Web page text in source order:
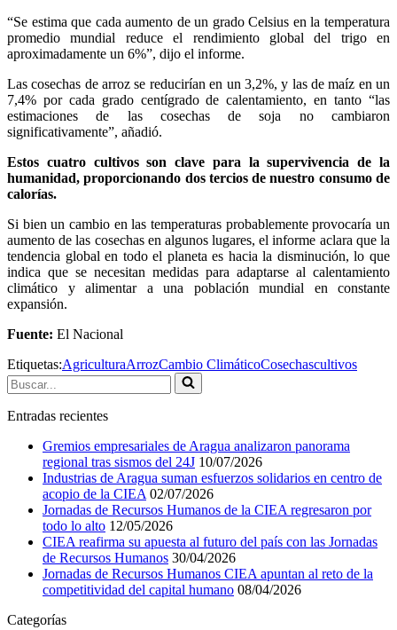
“Se estima que cada aumento de un grado Celsius en la temperatura
promedio mundial reduce el rendimiento global del trigo en
aproximadamente un 6%”, dijo el informe.
Las cosechas de arroz se reducirían en un 3,2%, y las de maíz en un
7,4% por cada grado centígrado de calentamiento, en tanto “las
estimaciones de las cosechas de soja no cambiaron
significativamente”, añadió.
Estos cuatro cultivos son clave para la supervivencia de la
humanidad, proporcionando dos tercios de nuestro consumo de
calorías.
Si bien un cambio en las temperaturas probablemente provocaría un
aumento de las cosechas en algunos lugares, el informe aclara que la
tendencia global en todo el planeta es hacia la disminución, lo que
indica que se necesitan medidas para adaptarse al calentamiento
climático y alimentar a una población mundial en constante
expansión.
Fuente: El Nacional
Etiquetas:AgriculturaArrozCambio ClimáticoCosechascultivos
Buscar...
Entradas recientes
Gremios empresariales de Aragua analizaron panorama
regional tras sismos del 24J 10/07/2026
Industrias de Aragua suman esfuerzos solidarios en centro de
acopio de la CIEA 02/07/2026
Jornadas de Recursos Humanos de la CIEA regresaron por
todo lo alto 12/05/2026
CIEA reafirma su apuesta al futuro del país con las Jornadas
de Recursos Humanos 30/04/2026
Jornadas de Recursos Humanos CIEA apuntan al reto de la
competitividad del capital humano 08/04/2026
Categorías